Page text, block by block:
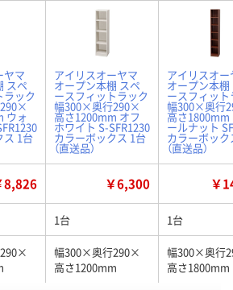
ヤマ
スペ
ラック
ウォ
ス 1台
アイリスオーヤマ
オープン本棚 スペ
ースフィットラック
幅300×奥行290×
高さ1200mm オフ
ホワイト S-SFR1230
カラーボックス 1台
（直送品）
アイリスオー
オープン本棚
ースフィッ
幅300×奥行
高さ1800mm
ールナット
カラーボック
（直送品）
8,826 ￥6,300 ￥
1台 1台
幅300×奥行290×
高さ1200mm
幅300×奥行
高さ1800mm